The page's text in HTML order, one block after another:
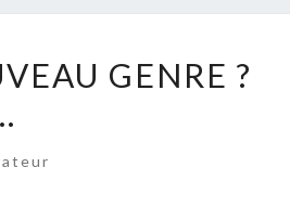
GENRE ?